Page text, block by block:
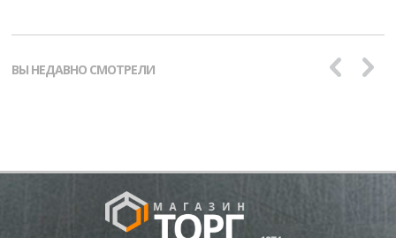
ВЫ НЕДАВНО СМОТРЕЛИ